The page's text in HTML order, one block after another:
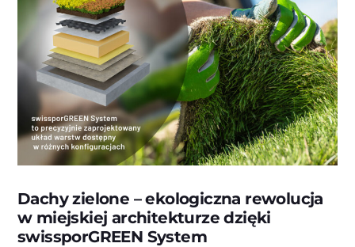
Dachy zielone – ekologiczna rewolucja
w miejskiej architekturze dzięki
swissporGREEN System